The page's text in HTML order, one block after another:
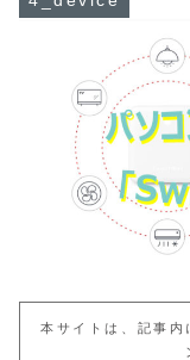
本サイトは、記事内